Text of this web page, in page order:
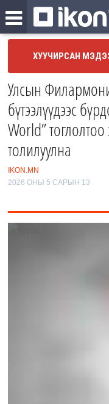
ХУУЧИРСАН
Улсын
бүтээлүүдээс
World”
толилуулна
IKON.MN
2026 ОНЫ 5 САРЫН 13